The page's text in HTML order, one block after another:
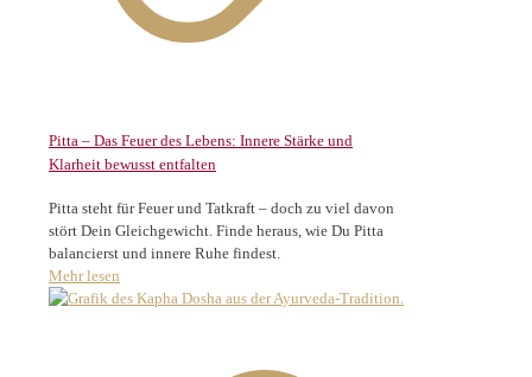
Pitta – Das Feuer des Lebens: Innere Stärke und
Klarheit bewusst entfalten
Pitta steht für Feuer und Tatkraft – doch zu viel davon
stört Dein Gleichgewicht. Finde heraus, wie Du Pitta
balancierst und innere Ruhe findest.
Mehr lesen